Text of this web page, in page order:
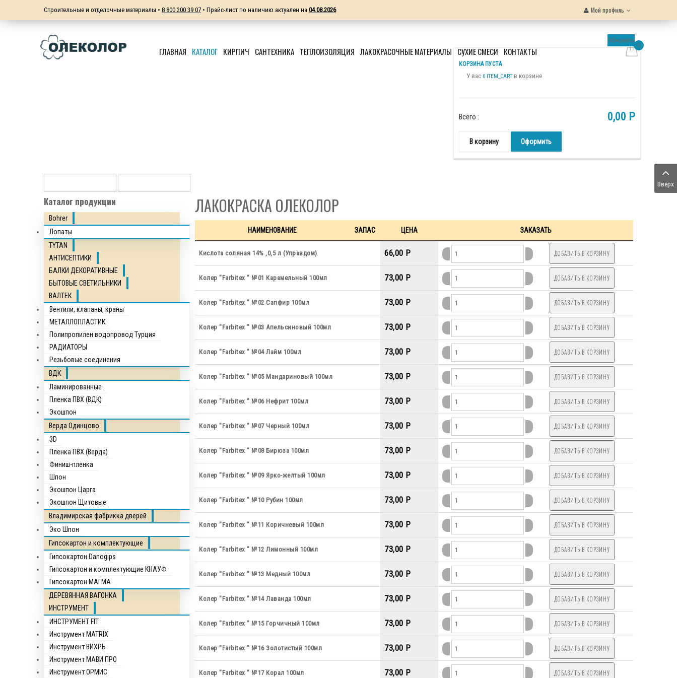
Строительные и отделочные материалы • 8 800 200 39 07 • Прайс-лист по наличию актуален на 04.08.2026 Мой профиль
ГЛАВНАЯ КАТАЛОГ КИРПИЧ САНТЕХНИКА ТЕПЛОИЗОЛЯЦИЯ ЛАКОКРАСОЧНЫЕ МАТЕРИАЛЫ СУХИЕ СМЕСИ КОНТАКТЫ
0
КОРЗИНА ПУСТА
У вас 0 ITEM_CART в корзине
Обновить
Всего : 0,00 P
В корзину Оформить
ЛАКОКРАСКА ОЛЕКОЛОР
НАИМЕНОВАНИЕ ЗАПАС ЦЕНА ЗАКАЗАТЬ
Кислота соляная 14% ,0,5 л (Управдом) 66,00 P
Колер "Farbitex " №01 Карамельный 100мл 73,00 P
Колер "Farbitex " №02 Сапфир 100мл 73,00 P
Колер "Farbitex " №03 Апельсиновый 100мл 73,00 P
Колер "Farbitex " №04 Лайм 100мл 73,00 P
Колер "Farbitex " №05 Мандариновый 100мл 73,00 P
Колер "Farbitex " №06 Нефрит 100мл 73,00 P
Колер "Farbitex " №07 Черный 100мл 73,00 P
Колер "Farbitex " №08 Бирюза 100мл 73,00 P
Колер "Farbitex " №09 Ярко-желтый 100мл 73,00 P
Колер "Farbitex " №10 Рубин 100мл 73,00 P
Колер "Farbitex " №11 Коричневый 100мл 73,00 P
Колер "Farbitex " №12 Лимонный 100мл 73,00 P
Колер "Farbitex " №13 Медный 100мл 73,00 P
Колер "Farbitex " №14 Лаванда 100мл 73,00 P
Колер "Farbitex " №15 Горчичный 100мл 73,00 P
Колер "Farbitex " №16 Золотистый 100мл 73,00 P
Колер "Farbitex " №17 Корал 100мл 73,00 P
Каталог продукции
Bohrer
Лопаты
TYTAN
АНТИСЕПТИКИ
БАЛКИ ДЕКОРАТИВНЫЕ
БЫТОВЫЕ СВЕТИЛЬНИКИ
ВАЛТЕК
Вентили, клапаны, краны
МЕТАЛЛОПЛАСТИК
Полипропилен водопровод Турция
РАДИАТОРЫ
Резьбовые соединения
ВДК
Ламинированные
Пленка ПВХ (ВДК)
Экошпон
Верда Одинцово
3D
Пленка ПВХ (Верда)
Финиш-пленка
Шпон
Экошпон Царга
Экошпон Щитовые
Владимирская фабрикка дверей
Эко Шпон
Гипсокартон и комплектующие
Гипсокартон Danogips
Гипсокартон и комплектующие КНАУФ
Гипсокартон МАГМА
ДЕРЕВЯННАЯ ВАГОНКА
ИНСТРУМЕНТ
ИНСТРУМЕНТ FIT
Инструмент MATRIX
Инструмент ВИХРЬ
Инструмент МАВИ ПРО
Инструмент ОРМИС
Вверх